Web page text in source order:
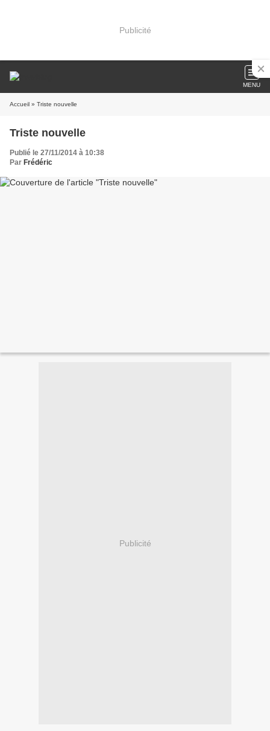
Publicité
MENU
Accueil » Triste nouvelle
Triste nouvelle
Publié le 27/11/2014 à 10:38
Par Frédéric
Publicité